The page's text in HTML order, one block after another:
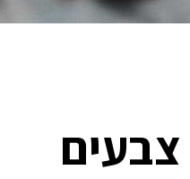
צבעים